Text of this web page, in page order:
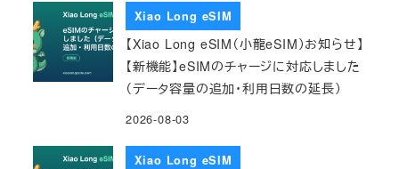
Xiao Long eSIM
【Xiao Long eSIM（小龍eSIM）お知らせ】
【新機能】eSIMのチャージに対応しました
（データ容量の追加・利用日数の延長）
2026-08-03
Xiao Long eSIM